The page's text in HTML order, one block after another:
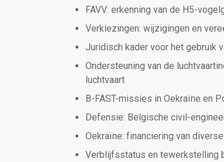
FAVV: erkenning van de H5-
Verkiezingen: wijzigingen en
Juridisch kader voor het gebruik
Ondersteuning van de
luchtvaart
B-FAST-missies in Oekraïne en
Defensie: Belgische civil-
Oekraïne: financiering van
Verblijfsstatus en tewerkstelling